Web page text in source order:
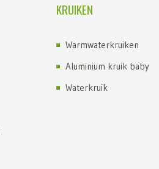
KRUIKEN
Warmwaterkruiken
Aluminium kruik baby
Waterkruik